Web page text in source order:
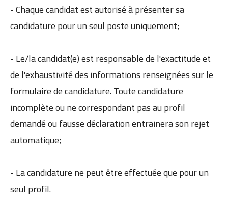
- Chaque candidat est autorisé à présenter sa
candidature pour un seul poste uniquement;
- Le/la candidat(e) est responsable de l'exactitude et
de l'exhaustivité des informations renseignées sur le
formulaire de candidature. Toute candidature
incomplète ou ne correspondant pas au profil
demandé ou fausse déclaration entrainera son rejet
automatique;
- La candidature ne peut être effectuée que pour un
seul profil.